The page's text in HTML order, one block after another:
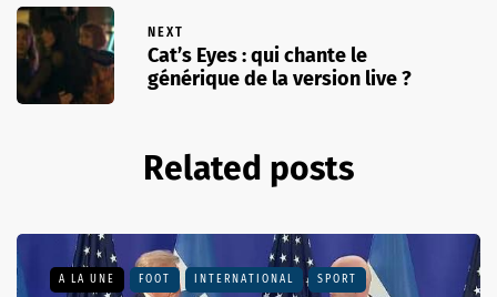
NEXT
Cat’s Eyes : qui chante le
générique de la version live ?
Related posts
A LA UNE FOOT INTERNATIONAL SPORT